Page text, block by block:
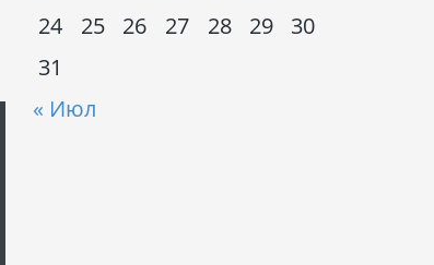
« Июл
24
25 26 27 28 29
30
31